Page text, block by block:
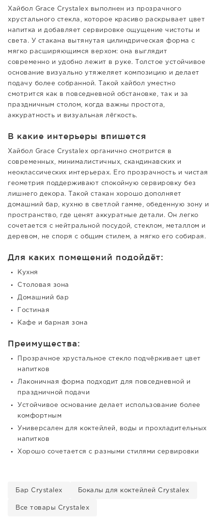
Хайбол Grace Crystalex выполнен из прозрачного
хрустального стекла, которое красиво раскрывает цвет
напитка и добавляет сервировке ощущение чистоты и
света. У стакана вытянутая цилиндрическая форма с
мягко расширяющимся верхом: она выглядит
современно и удобно лежит в руке. Толстое устойчивое
основание визуально утяжеляет композицию и делает
подачу более собранной. Такой хайбол уместно
смотрится как в повседневной обстановке, так и за
праздничным столом, когда важны простота,
аккуратность и визуальная лёгкость.
В какие интерьеры впишется
Хайбол Grace Crystalex органично смотрится в
современных, минималистичных, скандинавских и
неоклассических интерьерах. Его прозрачность и чистая
геометрия поддерживают спокойную сервировку без
лишнего декора. Такой стакан хорошо дополняет
домашний бар, кухню в светлой гамме, обеденную зону и
пространство, где ценят аккуратные детали. Он легко
сочетается с нейтральной посудой, стеклом, металлом и
деревом, не споря с общим стилем, а мягко его собирая.
Для каких помещений подойдёт:
Кухня
Столовая зона
Домашний бар
Гостиная
Кафе и барная зона
Преимущества:
Прозрачное хрустальное стекло подчёркивает цвет
напитков
Лаконичная форма подходит для повседневной и
праздничной подачи
Устойчивое основание делает использование более
комфортным
Универсален для коктейлей, воды и прохладительных
напитков
Хорошо сочетается с разными стилями сервировки
Бар Crystalex Бокалы для коктейлей Crystalex
Все товары Crystalex